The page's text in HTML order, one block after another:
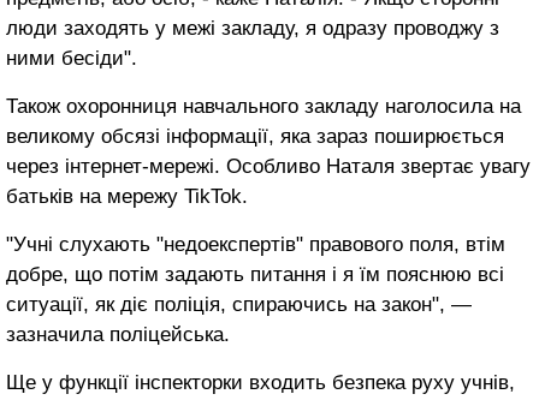
люди заходять у межі закладу, я одразу проводжу з
ними бесіди".
Також охоронниця навчального закладу наголосила на
великому обсязі інформації, яка зараз поширюється
через інтернет-мережі. Особливо Наталя звертає увагу
батьків на мережу TikTok.
"Учні слухають "недоекспертів" правового поля, втім
добре, що потім задають питання і я їм пояснюю всі
ситуації, як діє поліція, спираючись на закон", —
зазначила поліцейська.
Ще у функції інспекторки входить безпека руху учнів,